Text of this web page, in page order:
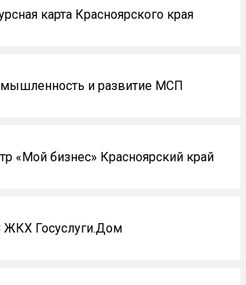
карта Красноярского края
и развитие МСП
«Мой бизнес» Красноярский край
ЖКХ Госуслуги.Дом